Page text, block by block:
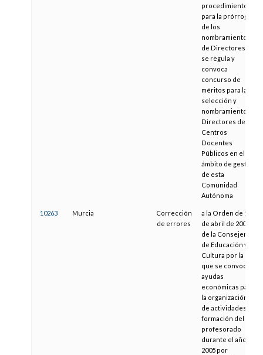
procedimiento
para la prórroga
de los
nombramientos
de Directores, y
se regula y
convoca
concurso de
méritos para la
selección y
nombramiento de
Directores de
Centros
Docentes
Públicos en el
ámbito de gestión
de esta
Comunidad
Autónoma
10263 Murcia
Corrección
de errores
a la Orden de 1
de abril de 2005,
de la Consejería
de Educación y
Cultura por la
que se convocan
ayudas
económicas para
la organización
de actividades de
formación del
profesorado
durante el año
2005 por